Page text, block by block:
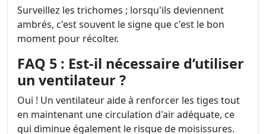
Surveillez les trichomes ; lorsqu'ils deviennent
ambrés, c'est souvent le signe que c'est le bon
moment pour récolter.
FAQ 5 : Est-il nécessaire d’utiliser
un ventilateur ?
Oui ! Un ventilateur aide à renforcer les tiges tout
en maintenant une circulation d'air adéquate, ce
qui diminue également le risque de moisissures.